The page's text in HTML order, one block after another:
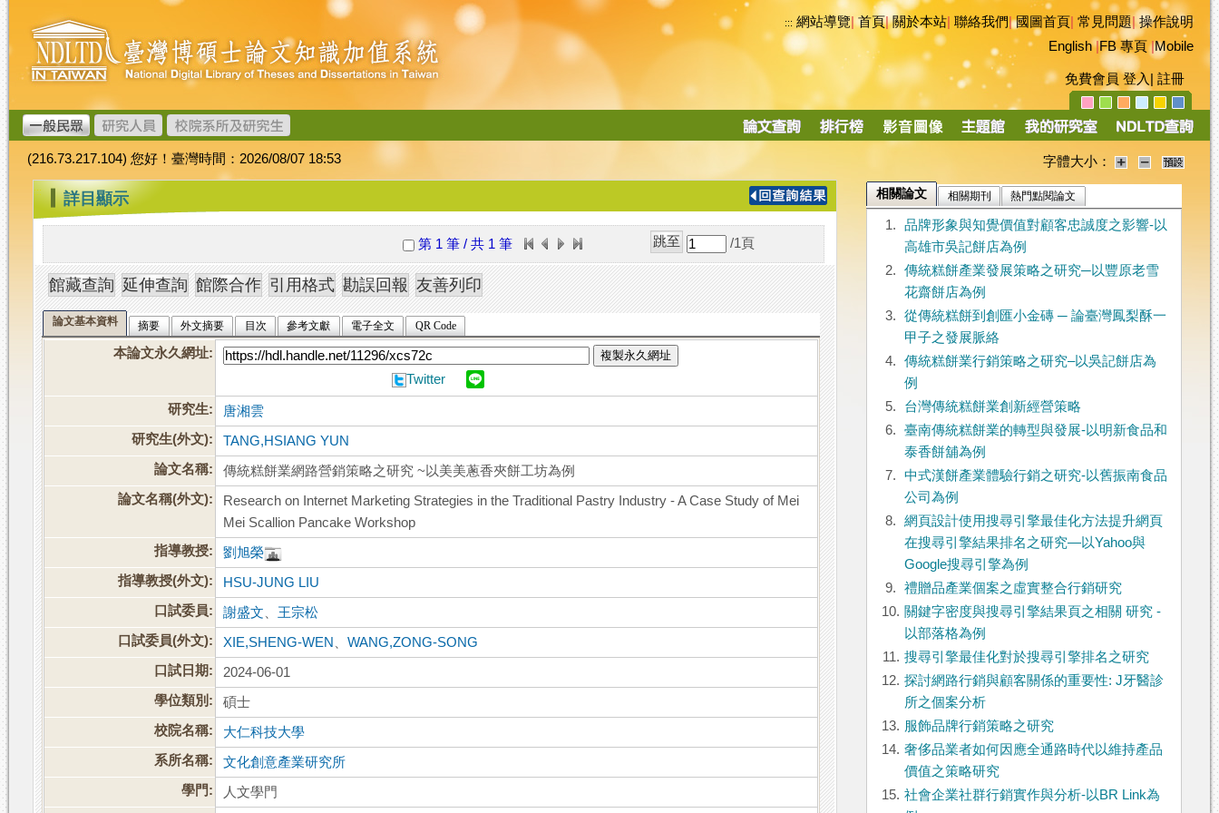
跳
到
主
要
內
容
臺
灣
博
碩
士
論
文
加
值
系
統
::: 網站導覽|首頁|關於本站 聯絡我們|國圖首頁 常見問題|操作說明
English|FB 專頁|Mobile
免費會員 登入 註冊
導
(216.73.217.104) 您好！臺灣時間：2026/08/07 18:53 字體大小：
::: 詳目顯示
第 1 筆 / 共 1 筆 /1 頁
論文基本資料 摘要 外文摘要 目次 參考文獻 電子全文 QR Code
本論文永久網址: 複製永久網址
Twitter
研究生:
唐湘雲
研究生(外文):
TANG,HSIANG YUN
論文名稱:
傳統糕餅業網路營銷策略之研究 ~以美美蔥香夾餅工坊為例
論文名稱(外文):
Research on Internet Marketing Strategies in the Traditional Pastry Industry - A Case Study of Mei
Mei Scallion Pancake Workshop
指導教授:
劉旭榮
指導教授(外文):
HSU-JUNG LIU
口試委員:
謝盛文
王宗松
口試委員(外文):
XIE,SHENG-WEN 、WANG,ZONG-SONG
口試日期:
2024-06-01
學位類別:
碩士
校院名稱:
大仁科技大學
系所名稱:
文化創意產業研究所
學門:
人文學門
相關論文 相關期刊 熱門點閱論文
1.
品牌形象與知覺價值對顧客忠誠度之影響-以
高雄市吳記餅店為例
2.
傳統糕餅產業發展策略之研究─以豐原老雪
花齋餅店為例
3.
從傳統糕餅到創匯小金磚 ─ 論臺灣鳳梨酥一
甲子之發展脈絡
4.
傳統糕餅業行銷策略之研究–以吳記餅店為
例
5.
台灣傳統糕餅業創新經營策略
6.
臺南傳統糕餅業的轉型與發展-以明新食品和
泰香餅舖為例
7.
中式漢餅產業體驗行銷之研究-以舊振南食品
公司為例
8.
網頁設計使用搜尋引擎最佳化方法提升網頁
在搜尋引擎結果排名之研究—以Yahoo與
Google搜尋引擎為例
9.
禮贈品產業個案之虛實整合行銷研究
10. 關鍵字密度與搜尋引擎結果頁之相關 研究 -
以部落格為例
11. 搜尋引擎最佳化對於搜尋引擎排名之研究
12. 探討網路行銷與顧客關係的重要性: J牙醫診
所之個案分析
13. 服飾品牌行銷策略之研究
14. 奢侈品業者如何因應全通路時代以維持產品
價值之策略研究
15. 社會企業社群行銷實作與分析-以BR Link為